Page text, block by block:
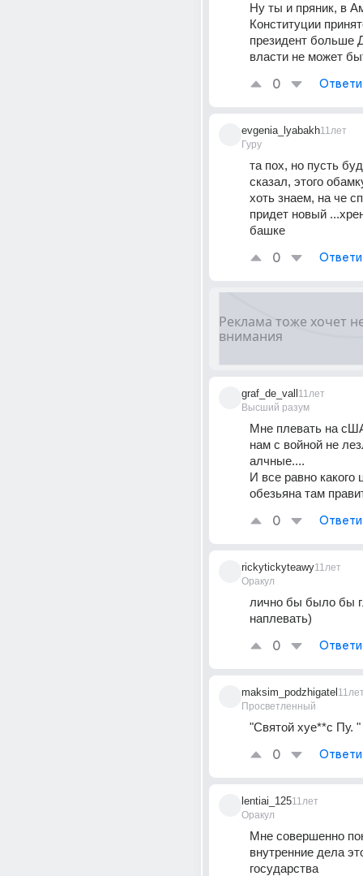
Ну ты и пряник, в
Конституции
президент больше
власти не может
0
evgenia_lyabakh
Гуру
11лет
та пох, но пусть
сказал, этого
хоть знаем, на че
придет новый
башке
0
graf_de_vall
Высший разум
11лет
Мне плевать на
нам с войной не
алчные....
И все равно какого
обезьяна там
0
rickytickyteawy
Оракул
11лет
лично бы было бы
наплевать)
0
maksim_podzhigatel
Просветленный
"Святой хуе**с Пу. "
0
lentiai_125
Оракул
11лет
Мне совершенно
внутренние дела
государства